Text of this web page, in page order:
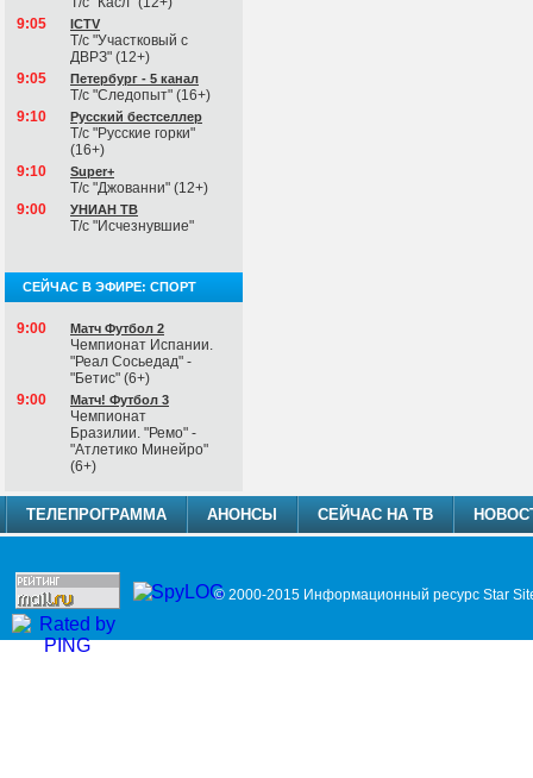
9:05
ICTV
Т/с "Участковый с
ДВРЗ" (12+)
9:05
Петербург - 5 канал
Т/с "Следопыт" (16+)
9:10
Русский бестселлер
Т/с "Русские горки"
(16+)
9:10
Super+
Т/с "Джованни" (12+)
9:00
УНИАН ТВ
Т/с "Исчезнувшие"
СЕЙЧАС В ЭФИРЕ: СПОРТ
9:00 Матч Футбол 2
Чемпионат Испании.
"Реал Сосьедад" -
"Бетис" (6+)
9:00
Матч! Футбол 3
Чемпионат
Бразилии. "Ремо" -
"Атлетико Минейро"
(6+)
ТЕЛЕПРОГРАММА АНОНСЫ СЕЙЧАС НА ТВ
© 2000-2015 Информационный ресурс Star